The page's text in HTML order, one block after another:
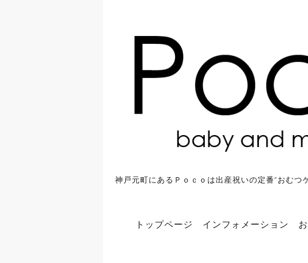
神戸元町にあるＰｏｃｏは出産祝いの定番”おむ
トップページ インフォメーション